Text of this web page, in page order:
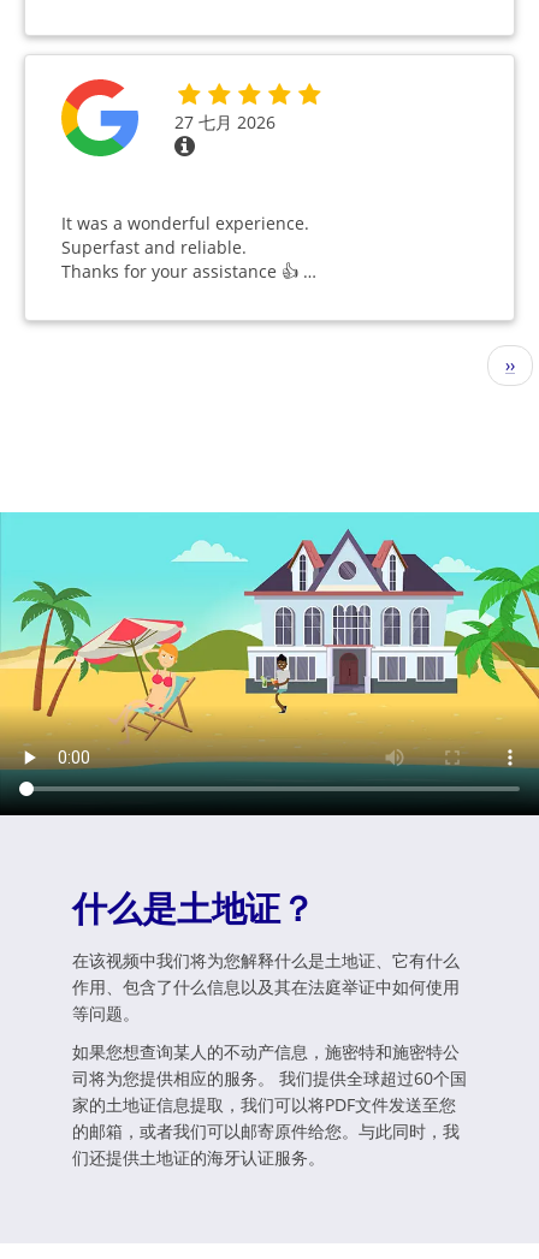
27 七月 2026
It was a wonderful experience.
Superfast and reliable.
Thanks for your assistance 👍 …
下
一
››
什么是土地证？
在该视频中我们将为您解释什么是土地证、它有什么
作用、包含了什么信息以及其在法庭举证中如何使用
等问题。
如果您想查询某人的不动产信息，施密特和施密特公
司将为您提供相应的服务。 我们提供全球超过60个国
家的土地证信息提取，我们可以将PDF文件发送至您
的邮箱，或者我们可以邮寄原件给您。与此同时，我
们还提供土地证的海牙认证服务。